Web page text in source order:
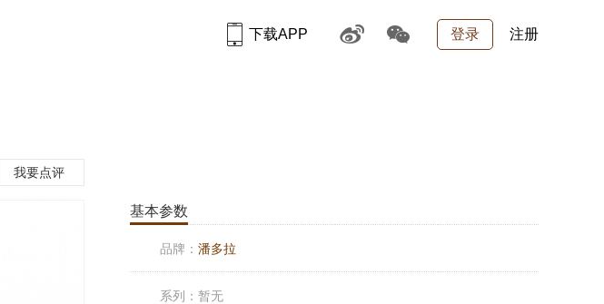
登录 注册
下载APP
我要点评
基本参数
品牌： 潘多拉
系列： 暂无